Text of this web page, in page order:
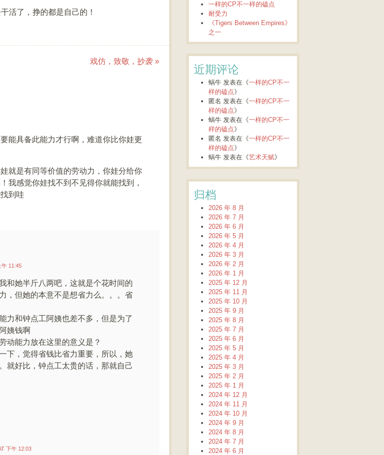
活了，挣的都是自己的！
戏仿，致敬，抄袭 »
能具备此能力才行啊，难道你比你娃更
就是有同等价值的劳动力，你娃分给你
我感觉你娃找不到不见得你就能找到，
到哇
午 11:45
和她半斤八两吧，这就是个花时间的
，但她的本意不是想省力么。。。省
力和钟点工阿姨也差不多，但是为了
姨钱啊
动能力放在这里的意义是？
下，觉得省钱比省力重要，所以，她
就好比，钟点工太贵的话，那就自己
下午 12:03
一样的CP不一样的磕点
耐受力
《Tigers Between Empires》
之一
近期评论
蜗牛 发表在《一样的CP不一
样的磕点》
匿名 发表在《一样的CP不一
样的磕点》
蜗牛 发表在《一样的CP不一
样的磕点》
匿名 发表在《一样的CP不一
样的磕点》
蜗牛 发表在《艺术天赋》
归档
2026 年 8 月
2026 年 7 月
2026 年 6 月
2026 年 5 月
2026 年 4 月
2026 年 3 月
2026 年 2 月
2026 年 1 月
2025 年 12 月
2025 年 11 月
2025 年 10 月
2025 年 9 月
2025 年 8 月
2025 年 7 月
2025 年 6 月
2025 年 5 月
2025 年 4 月
2025 年 3 月
2025 年 2 月
2025 年 1 月
2024 年 12 月
2024 年 11 月
2024 年 10 月
2024 年 9 月
2024 年 8 月
2024 年 7 月
2024 年 6 月